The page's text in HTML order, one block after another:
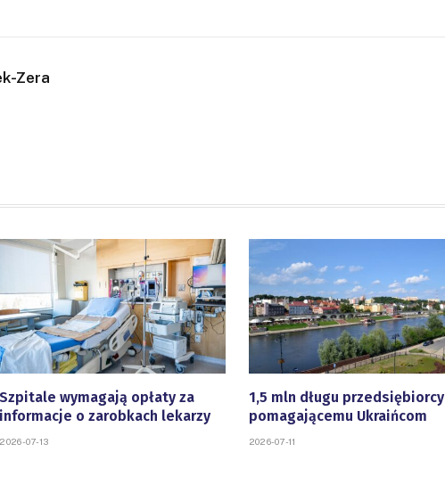
Zera
Szpitale wymagają opłaty za
informacje o zarobkach lekarzy
2026-07-13
1,5 mln długu przedsiębiorcy
pomagającemu Ukraińcom
2026-07-11